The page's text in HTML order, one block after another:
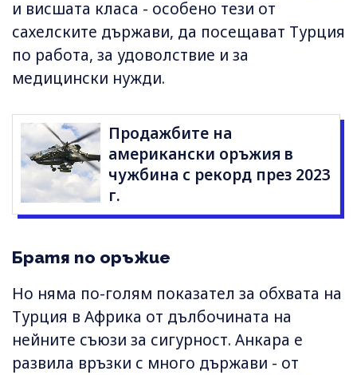
и висшата класа - особено тези от
сахелските държави, да посещават Турция
по работа, за удоволствие и за
медицински нужди.
Продажбите на
американски оръжия в
чужбина с рекорд през 2023
г.
Братя по оръжие
Но няма по-голям показател за обхвата на
Турция в Африка от дълбочината на
нейните съюзи за сигурност. Анкара е
развила връзки с много държави - от